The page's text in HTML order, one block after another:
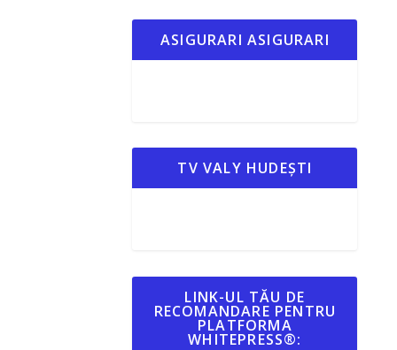
ASIGURARI ASIGURARI
TV VALY HUDEȘTI
LINK-UL TĂU DE
RECOMANDARE PENTRU
PLATFORMA
WHITEPRESS®: